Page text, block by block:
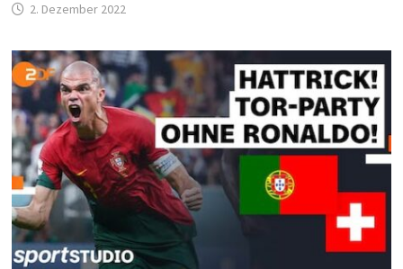
2. Dezember 2022